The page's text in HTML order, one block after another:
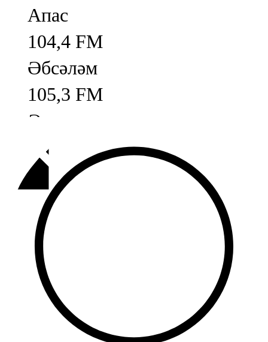
Апас
104,4 FM
Әбсәләм
105,3 FM
Әлмәт
92,9 FM
Базарлы матак
107,1 FM
Балык бистәсе
104,9 FM
Баулы
107,5 FM
Биләр